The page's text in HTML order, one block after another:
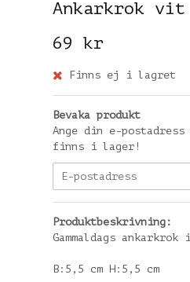
Ankarkrok
69 kr
Finns ej i lagret
Bevaka produkt
Ange din e-
finns i lager!
Produktbeskrivning:
Gammaldags
B:5,5 cm H:5,5 cm